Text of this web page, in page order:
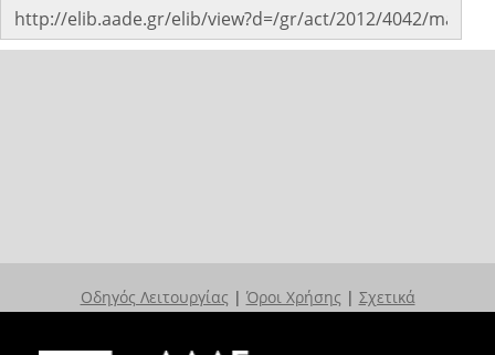
Οδηγός Λειτουργίας | Όροι Χρήσης | Σχετικά